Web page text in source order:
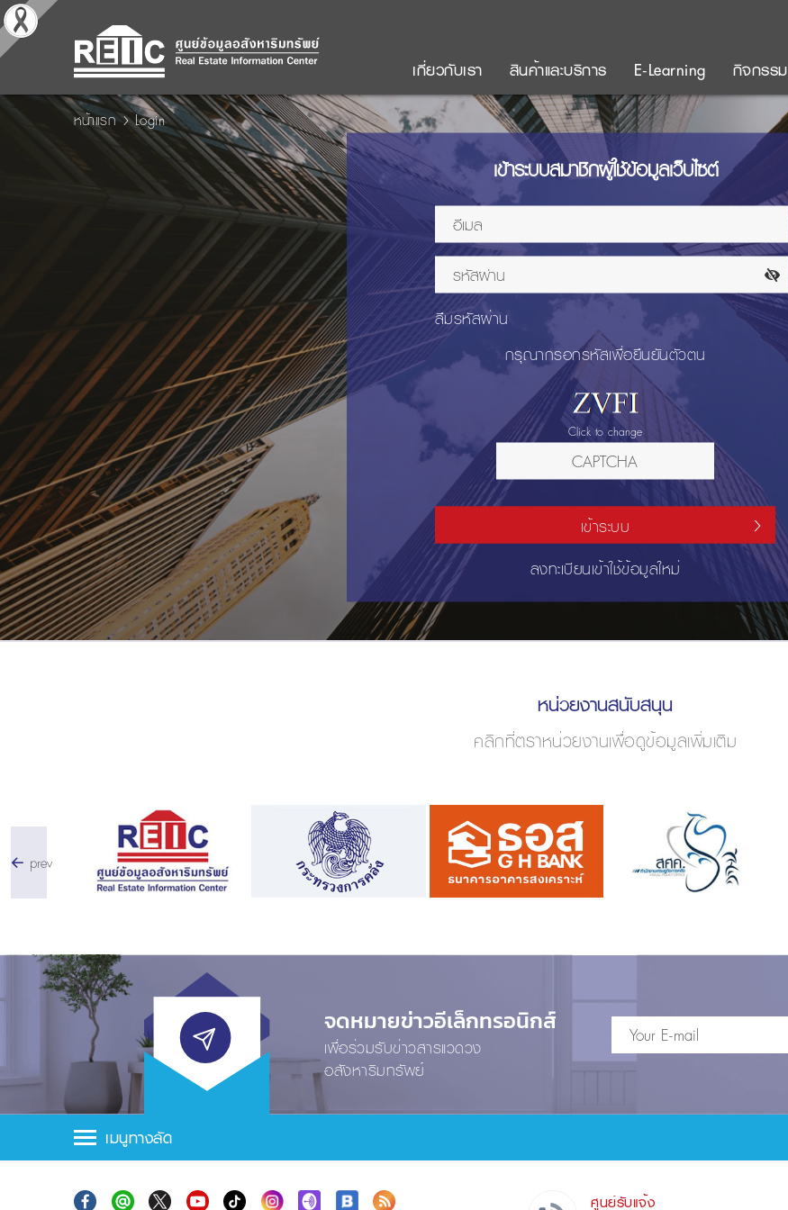
เกี่ยวกับเรา สินค้าและบริการ E-Learning กิจกรรม
หน้าแรก Login
เข้าระบบสมาชิกผู้ใช้ข้อมูลเว็บไซต์
ลืมรหัสผ่าน
กรุณากรอกรหัสเพื่อยืนยันตัวตน
Click to change
เข้าระบบ
ลงทะเบียนเข้าใช้ข้อมูลใหม่
หน่วยงานสนับสนุน
คลิกที่ตราหน่วยงานเพื่อดูข้อมูลเพิ่มเติม
prev
จดหมายข่าวอีเล็กทรอนิกส์
เพื่อร่วมรับข่าวสารแวดวง
อสังหาริมทรัพย์
เมนูทางลัด
ศูนย์รับแจ้ง